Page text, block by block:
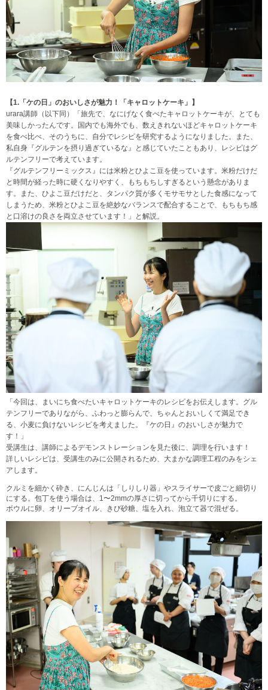
【1.「ケの日」のおいしさが魅力！「キャロットケーキ」】
urara講師（以下同）「旅先で、なにげなく食べたキャロットケーキが、とても
美味しかったんです。国内でも海外でも、数えきれないほどキャロットケーキ
を食べ比べ、そのうちに、自分でレシピを研究するようになりました。また、
私自身『グルテンを摂り過ぎているな』と感じていたこともあり、レシピはグ
ルテンフリーで考えています。
『グルテンフリーミックス』には米粉とひよこ豆を使っています。米粉だけだ
と時間が経った時に硬くなりやすく、もちもちしすぎるという懸念がありま
す。また、ひよこ豆だけだと、タンパク質が多くモサモサとした食感になって
しまうため、米粉とひよこ豆を絶妙なバランスで配合することで、もちもち感
と口溶けの良さを両立させています！」と解説。
「今回は、まいにち食べたいキャロットケーキのレシピをお伝えします。グル
テンフリーでありながら、ふわっと膨らんで、ちゃんとおいしくて満足でき
る、小麦に負けないレシピを考えました。『ケの日』のおいしさが魅力で
す！」
受講生は、講師によるデモンストレーションを見た後に、調理を行います！
詳しいレシピは、受講生のみに公開されるため、大まかな調理工程のみをシェ
アします。
クルミを細かく砕き、にんじんは「しりしり器」やスライサーで皮ごと細切り
にする。包丁を使う場合は、1〜2mmの厚さに切ってから千切りにする。
ボウルに卵、オリーブオイル、きび砂糖、塩を入れ、泡立て器で混ぜる。